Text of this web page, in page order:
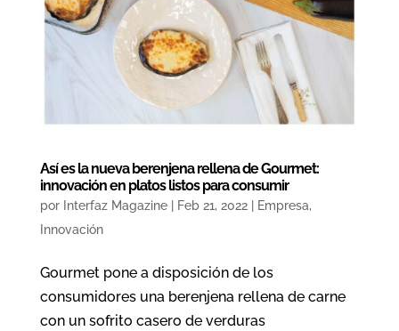
Así es la nueva berenjena rellena de Gourmet:
innovación en platos listos para consumir
por Interfaz Magazine| Feb 21, 2022| Empresa,
Innovación
Gourmet pone a disposición de los
consumidores una berenjena rellena de carne
con un sofrito casero de verduras